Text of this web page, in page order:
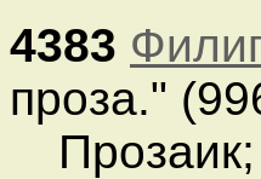
4383
проза."